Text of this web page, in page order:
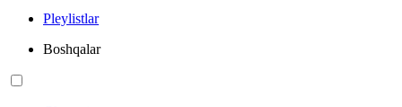
Pleylistlar
Boshqalar